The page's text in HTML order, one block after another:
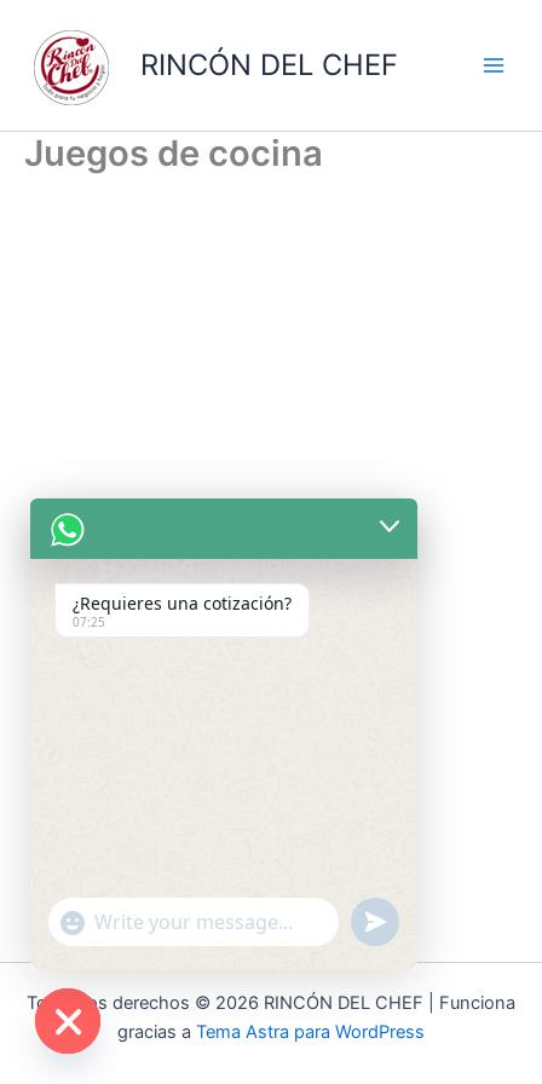
contenido
RINCÓN DEL CHEF
Juegos de cocina
Todos los derechos © 2026 RINCÓN DEL CHEF | Funciona
gracias a Tema Astra para WordPress
Hide
¿Requieres una cotización?
07:25
"+chaty_settings.lang.emoji_picker+"
WhatsApp
undefined